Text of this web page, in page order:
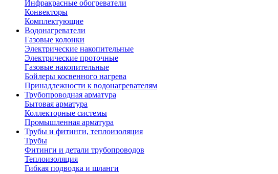
Инфракрасные обогреватели
Конвекторы
Комплектующие
Водонагреватели
Газовые колонки
Электрические накопительные
Электрические проточные
Газовые накопительные
Бойлеры косвенного нагрева
Принадлежности к водонагревателям
Трубопроводная арматура
Бытовая арматура
Коллекторные системы
Промышленная арматура
Трубы и фитинги, теплоизоляция
Трубы
Фитинги и детали трубопроводов
Теплоизоляция
Гибкая подводка и шланги